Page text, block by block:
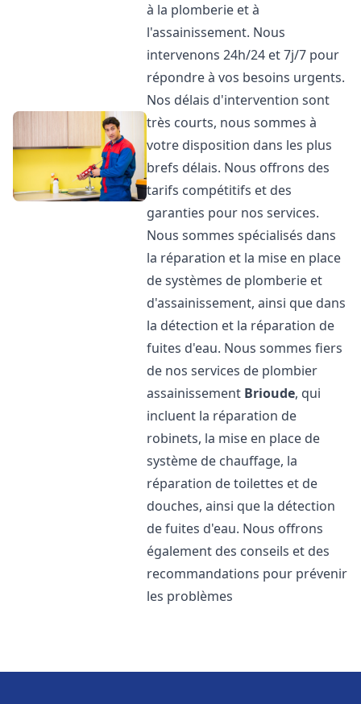
à la plomberie et à
l'assainissement. Nous
intervenons 24h/24 et 7j/7 pour
répondre à vos besoins urgents.
Nos délais d'intervention sont
très courts, nous sommes à
votre disposition dans les plus
brefs délais. Nous offrons des
tarifs compétitifs et des
garanties pour nos services.
Nous sommes spécialisés dans
la réparation et la mise en place
de systèmes de plomberie et
d'assainissement, ainsi que dans
la détection et la réparation de
fuites d'eau. Nous sommes fiers
de nos services de plombier
assainissement Brioude, qui
incluent la réparation de
robinets, la mise en place de
système de chauffage, la
réparation de toilettes et de
douches, ainsi que la détection
de fuites d'eau. Nous offrons
également des conseils et des
recommandations pour prévenir
les problèmes